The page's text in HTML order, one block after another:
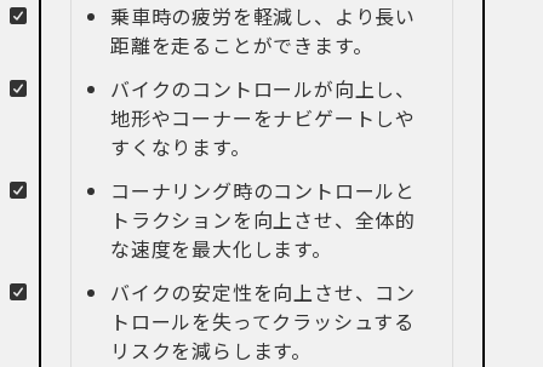
乗車時の疲労を軽減し、より長い
距離を走ることができます。
バイクのコントロールが向上し、
地形やコーナーをナビゲートしや
すくなります。
コーナリング時のコントロールと
トラクションを向上させ、全体的
な速度を最大化します。
バイクの安定性を向上させ、コン
トロールを失ってクラッシュする
リスクを減らします。